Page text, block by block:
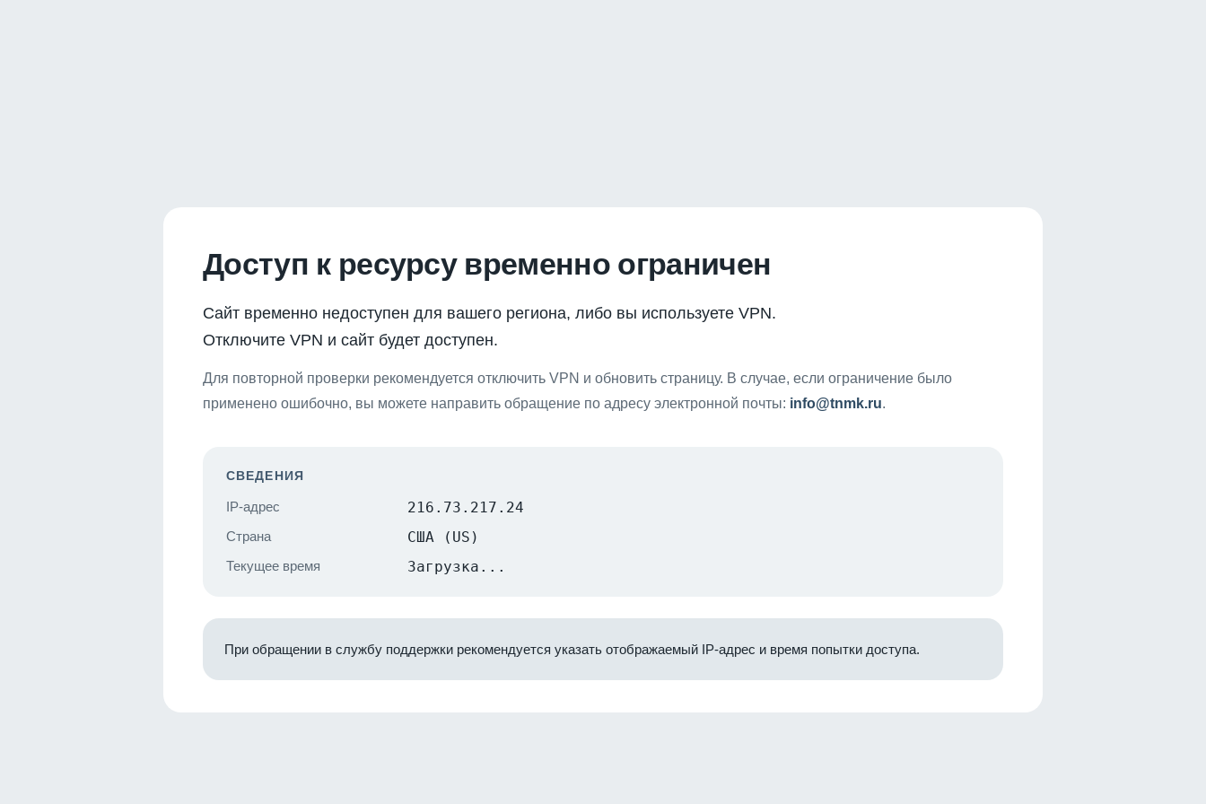
Доступ к ресурсу временно ограничен
Сайт временно недоступен для вашего региона, либо вы используете VPN.
Отключите VPN и сайт будет доступен.
Для повторной проверки рекомендуется отключить VPN и обновить страницу. В случае, если ограничение было
применено ошибочно, вы можете направить обращение по адресу электронной почты: info@tnmk.ru.
СВЕДЕНИЯ
IP-адрес 216.73.217.24
Страна США (US)
Текущее время Загрузка...
При обращении в службу поддержки рекомендуется указать отображаемый IP-адрес и время попытки доступа.